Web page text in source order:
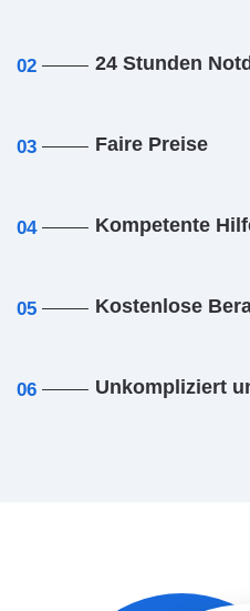
02 24 Stunden
03 Faire Preise
04 Kompetente
05 Kostenlose
06 Unkompliziert